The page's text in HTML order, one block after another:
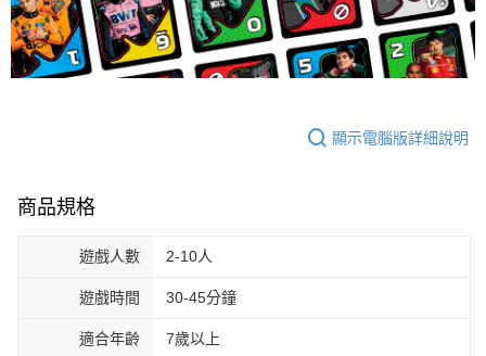
顯示電腦版詳細說明
商品規格
遊戲人數 2-10人
遊戲時間 30-45分鐘
適合年齡 7歲以上